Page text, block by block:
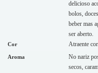
delicioso
bolos,
beber mas
ser aberto.
Cor Atraente
Aroma
No nariz
secos,